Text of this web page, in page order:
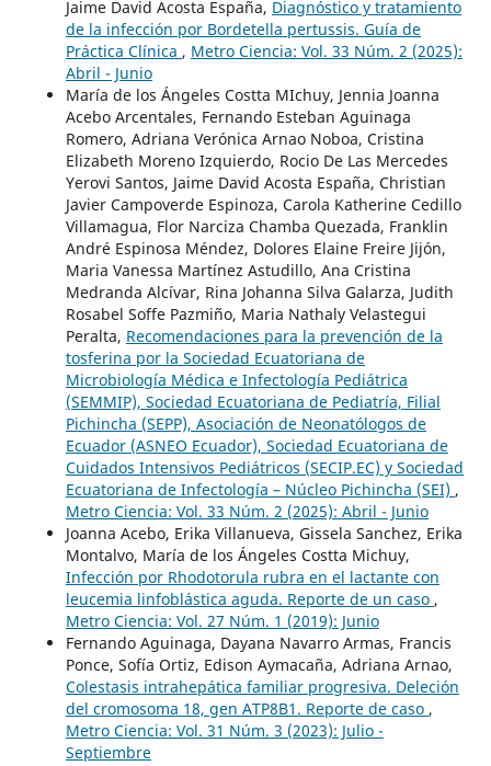
Jaime David Acosta España, Diagnóstico y tratamiento
de la infección por Bordetella pertussis. Guía de
Práctica Clínica , Metro Ciencia: Vol. 33 Núm. 2 (2025):
Abril - Junio
María de los Ángeles Costta MIchuy, Jennia Joanna
Acebo Arcentales, Fernando Esteban Aguinaga
Romero, Adriana Verónica Arnao Noboa, Cristina
Elizabeth Moreno Izquierdo, Rocio De Las Mercedes
Yerovi Santos, Jaime David Acosta España, Christian
Javier Campoverde Espinoza, Carola Katherine Cedillo
Villamagua, Flor Narciza Chamba Quezada, Franklin
André Espinosa Méndez, Dolores Elaine Freire Jijón,
Maria Vanessa Martínez Astudillo, Ana Cristina
Medranda Alcívar, Rina Johanna Silva Galarza, Judith
Rosabel Soffe Pazmiño, Maria Nathaly Velastegui
Peralta, Recomendaciones para la prevención de la
tosferina por la Sociedad Ecuatoriana de
Microbiología Médica e Infectología Pediátrica
(SEMMIP), Sociedad Ecuatoriana de Pediatría, Filial
Pichincha (SEPP), Asociación de Neonatólogos de
Ecuador (ASNEO Ecuador), Sociedad Ecuatoriana de
Cuidados Intensivos Pediátricos (SECIP.EC) y Sociedad
Ecuatoriana de Infectología – Núcleo Pichincha (SEI) ,
Metro Ciencia: Vol. 33 Núm. 2 (2025): Abril - Junio
Joanna Acebo, Erika Villanueva, Gissela Sanchez, Erika
Montalvo, María de los Ángeles Costta Michuy,
Infección por Rhodotorula rubra en el lactante con
leucemia linfoblástica aguda. Reporte de un caso ,
Metro Ciencia: Vol. 27 Núm. 1 (2019): Junio
Fernando Aguinaga, Dayana Navarro Armas, Francis
Ponce, Sofía Ortiz, Edison Aymacaña, Adriana Arnao,
Colestasis intrahepática familiar progresiva. Deleción
del cromosoma 18, gen ATP8B1. Reporte de caso ,
Metro Ciencia: Vol. 31 Núm. 3 (2023): Julio -
Septiembre